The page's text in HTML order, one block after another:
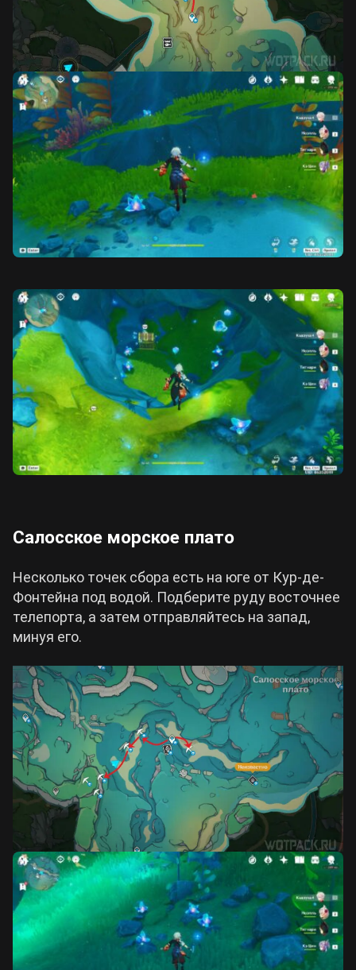
Салосское морское плато
Несколько точек сбора есть на юге от Кур-де-
Фонтейна под водой. Подберите руду восточнее
телепорта, а затем отправляйтесь на запад,
минуя его.